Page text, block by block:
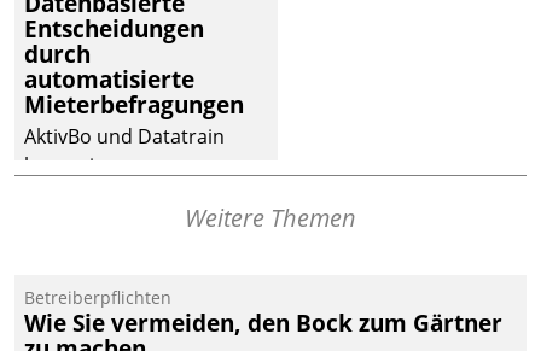
Entscheidungen
durch
automatisierte
Mieterbefragungen
AktivBo und Datatrain
kooperieren –
profitieren: Die nahtlose
Datatrain ermöglicht
automatisiert ausgelöste,
Weitere Themen
Betreiberpflichten
Wie Sie vermeiden, den Bock zum Gärtner